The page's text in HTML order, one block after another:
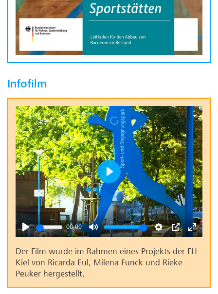
Infofilm
Play
00:00
Mute Settings
PIP Enter
Play
Der Film wurde im Rahmen eines Projekts der FH
Kiel von Ricarda Eul, Milena Funck und Rieke
Peuker hergestellt.